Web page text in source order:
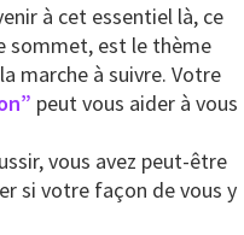
à cet essentiel là, ce
sommet, est le thème
marche à suivre. Votre
peut vous aider à vous
vous avez peut-être
si votre façon de vous y